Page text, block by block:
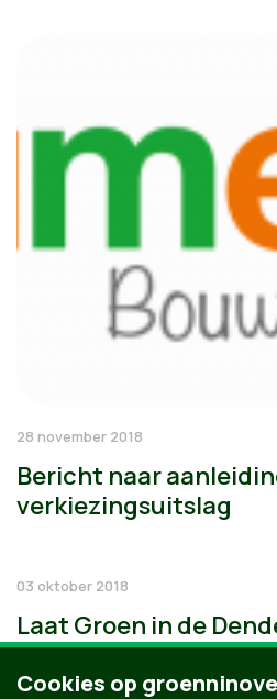
28 november 2018
Bericht naar
verkiezingsuitslag
03 oktober 2018
Laat Groen in de
Cookies op